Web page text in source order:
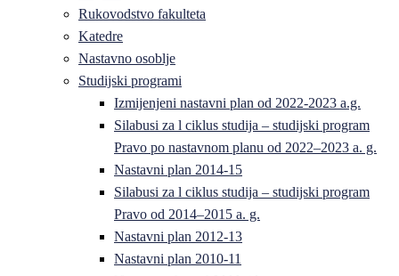
Rukovodstvo fakulteta
Katedre
Nastavno osoblje
Studijski programi
Izmijenjeni nastavni plan od 2022-2023 a.g.
Silabusi za l ciklus studija – studijski program
Pravo po nastavnom planu od 2022–2023 a. g.
Nastavni plan 2014-15
Silabusi za l ciklus studija – studijski program
Pravo od 2014–2015 a. g.
Nastavni plan 2012-13
Nastavni plan 2010-11